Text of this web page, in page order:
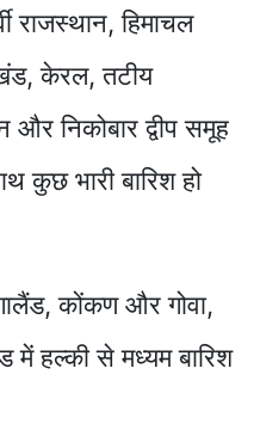
राजस्थान, हिमाचल
केरल, तटीय
और निकोबार द्वीप समूह
कुछ भारी बारिश हो
कोंकण और गोवा,
हल्की से मध्यम बारिश